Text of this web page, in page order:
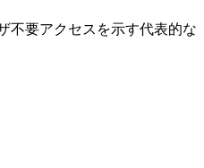
不要アクセスを示す代表的な